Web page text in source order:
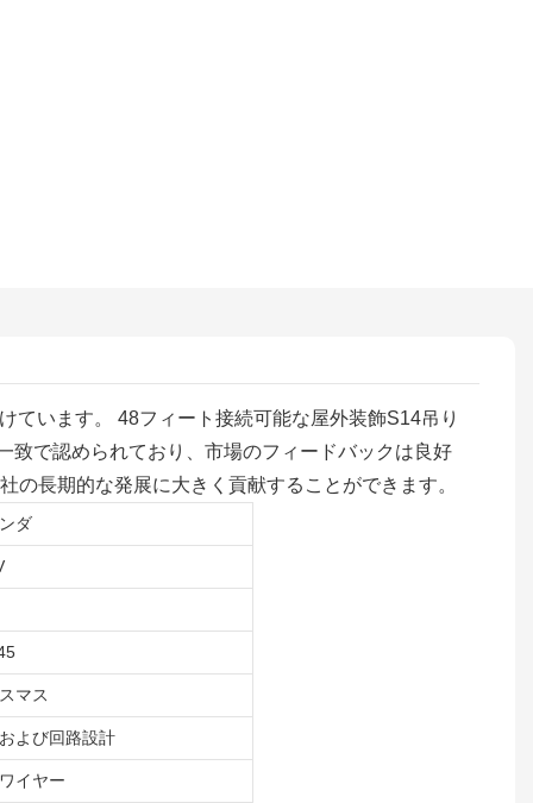
ています。 48フィート接続可能な屋外装飾S14吊り
致で認められており、市場のフィードバックは良好
長期的な発展に大きく貢献することができます。
ダ
マス
よび回路設計
イヤー